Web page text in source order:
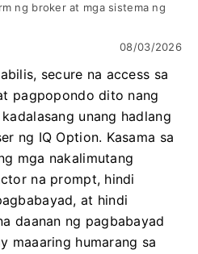
ng broker at mga sistema ng
08/03/2026
secure na access sa
pagpopondo dito nang
unang hadlang
ng IQ Option. Kasama sa
mga nakalimutang
na prompt, hindi
at hindi
daanan ng pagbabayad
maaaring humarang sa